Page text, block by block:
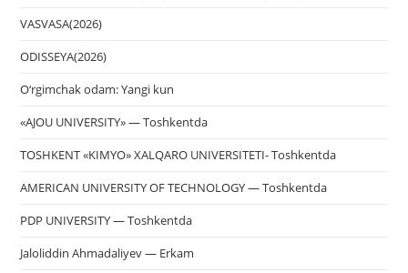
VASVASA(2026)
ODISSEYA(2026)
O‘rgimchak odam: Yangi kun
«AJOU UNIVERSITY» — Toshkentda
TOSHKENT «KIMYO» XALQARO UNIVERSITETI- Toshkentda
AMERICAN UNIVERSITY OF TECHNOLOGY — Toshkentda
PDP UNIVERSITY — Toshkentda
Jaloliddin Ahmadaliyev — Erkam